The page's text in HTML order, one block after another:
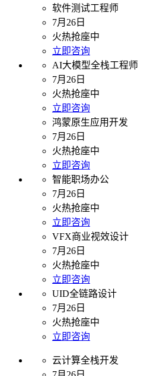
软件测试工程师
7月26日
火热抢座中
立即咨询
AI大模型全栈工程师
7月26日
火热抢座中
立即咨询
鸿蒙原生应用开发
7月26日
火热抢座中
立即咨询
智能职场办公
7月26日
火热抢座中
立即咨询
VFX商业视效设计
7月26日
火热抢座中
立即咨询
UID全链路设计
7月26日
火热抢座中
立即咨询
云计算全栈开发